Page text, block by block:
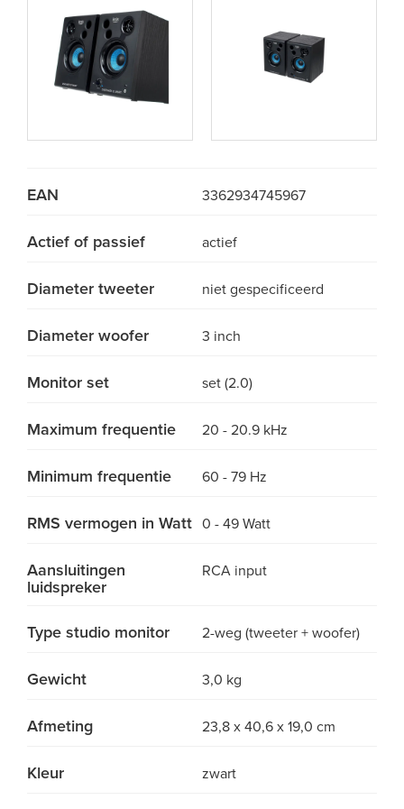
EAN 3362934745967
Actief of passief actief
Diameter tweeter niet gespecificeerd
Diameter woofer 3 inch
Monitor set set (2.0)
Maximum frequentie 20 - 20.9 kHz
Minimum frequentie 60 - 79 Hz
RMS vermogen in Watt 0 - 49 Watt
Aansluitingen
luidspreker
RCA input
Type studio monitor 2-weg (tweeter + woofer)
Gewicht 3,0 kg
Afmeting 23,8 x 40,6 x 19,0 cm
Kleur zwart